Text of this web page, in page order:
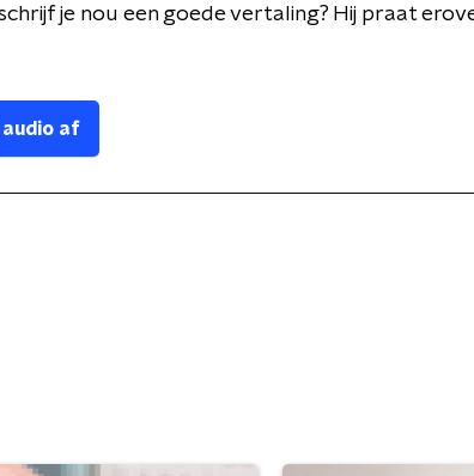
je nou een goede vertaling? Hij praat
audio af